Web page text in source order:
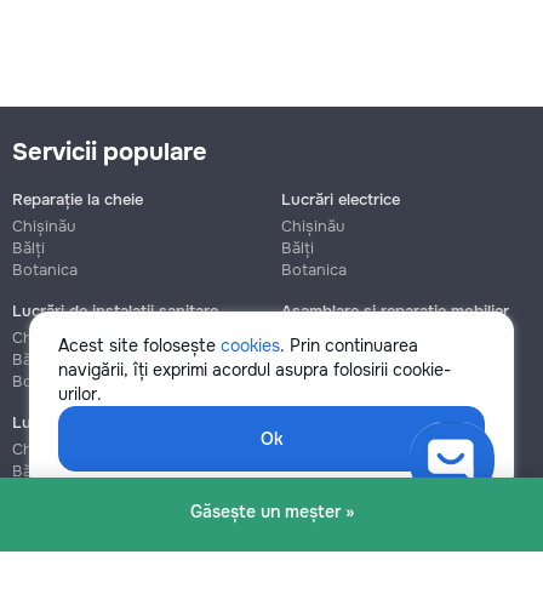
Găsește un meșter »
Acest site folosește cookies. Prin continuarea
navigării, îți exprimi acordul asupra folosirii cookie-
urilor.
Ok
Servicii populare
Reparație la cheie
Chișinău
Bălți
Botanica
Lucrări electrice
Chișinău
Bălți
Botanica
Lucrări de instalații sanitare
Chișinău
Bălți
Botanica
Asamblare și reparație mobilier
Chișinău
Botanica
Lucrări de construcție și instalare
Chișinău
Bălți